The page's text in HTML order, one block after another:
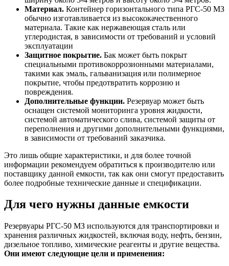
Материал. Контейнер горизонтального типа РГС-50 МЗ
обычно изготавливается из высококачественного
материала. Такие как нержавеющая сталь или
углеродистая, в зависимости от требований и условий
эксплуатации
Защитное покрытие. Бак может быть покрыт
специальными противокоррозионными материалами,
такими как эмаль, гальванизация или полимерное
покрытие, чтобы предотвратить коррозию и
повреждения.
Дополнительные функции. Резервуар может быть
оснащен системой мониторинга уровня жидкости,
системой автоматического слива, системой защиты от
переполнения и другими дополнительными функциями,
в зависимости от требований заказчика.
Это лишь общие характеристики, и для более точной
информации рекомендуем обратиться к производителю или
поставщику данной емкости, так как они смогут предоставить
более подробные технические данные и спецификации.
Для чего нужны данные емкости
Резервуары РГС-50 МЗ используются для транспортировки и
хранения различных жидкостей, включая воду, нефть, бензин,
дизельное топливо, химические реагенты и другие вещества.
Они имеют следующие цели и применения: